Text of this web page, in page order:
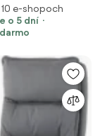
e-shopoch
o 5 dní